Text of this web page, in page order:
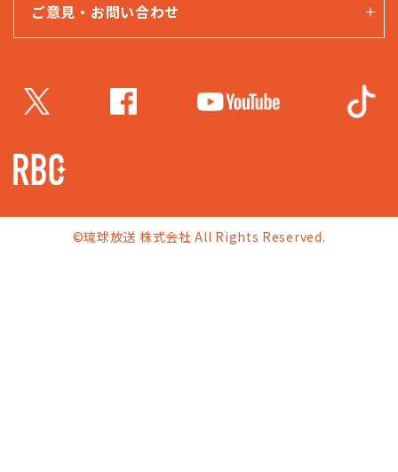
ご意見・お問い合わせ
©琉球放送 株式会社 All Rights Reserved.